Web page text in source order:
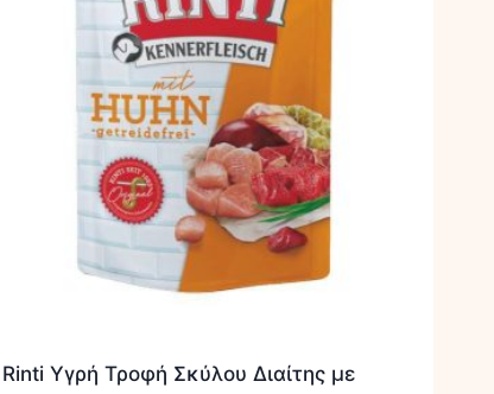
Rinti Υγρή Τροφή Σκύλου Διαίτης με